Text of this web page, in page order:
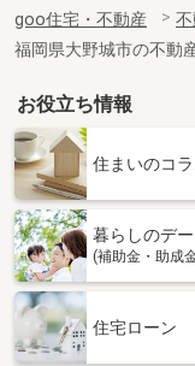
goo住宅・不動産
福岡県大野城市の不動
お役立ち情報
住まいのコラ
暮らしのデー
(補助金・助成
住宅ローン